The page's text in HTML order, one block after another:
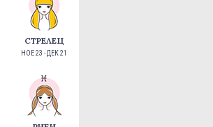
СТРЕЛЕЦ
НОЕ 23 - ДЕК 21